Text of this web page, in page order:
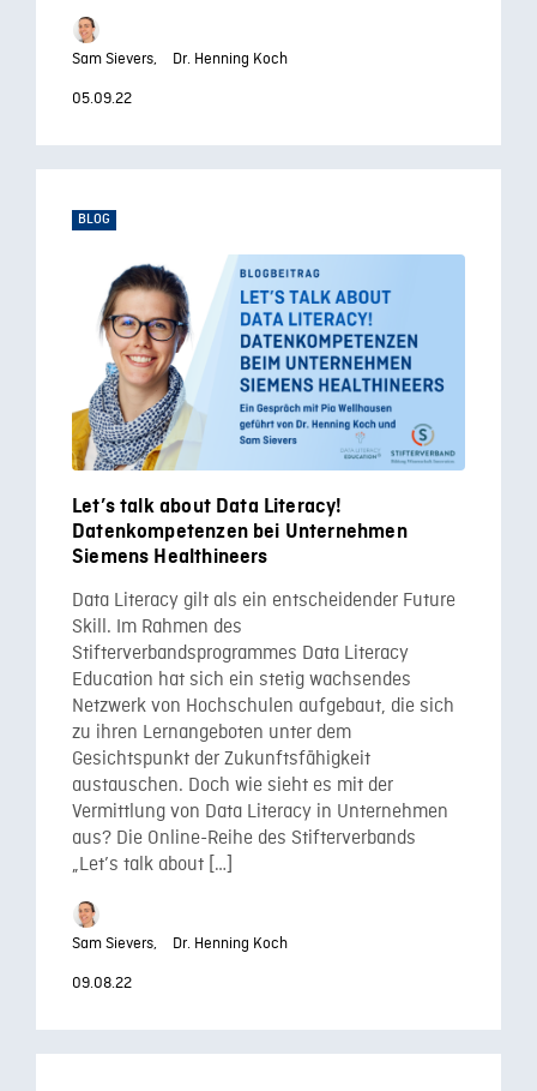
Sam Sievers,
Dr. Henning Koch
05.09.22
BLOG
Let’s talk about Data Literacy!
Datenkompetenzen bei Unternehmen
Siemens Healthineers
Data Literacy gilt als ein entscheidender Future
Skill. Im Rahmen des
Stifterverbandsprogrammes Data Literacy
Education hat sich ein stetig wachsendes
Netzwerk von Hochschulen aufgebaut, die sich
zu ihren Lernangeboten unter dem
Gesichtspunkt der Zukunftsfähigkeit
austauschen. Doch wie sieht es mit der
Vermittlung von Data Literacy in Unternehmen
aus? Die Online-Reihe des Stifterverbands
„Let’s talk about […]
Sam Sievers,
Dr. Henning Koch
09.08.22